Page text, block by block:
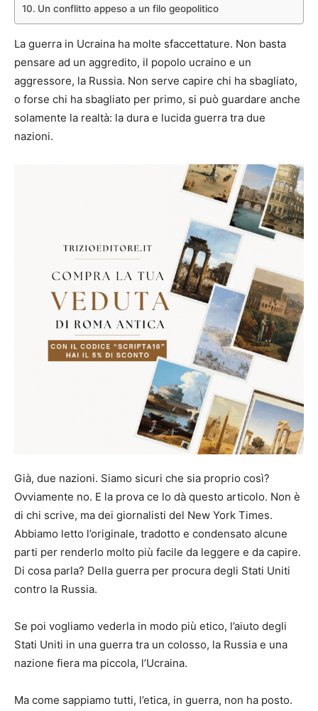
Un conflitto appeso a un filo geopolitico
La guerra in Ucraina ha molte sfaccettature. Non basta
pensare ad un aggredito, il popolo ucraino e un
aggressore, la Russia. Non serve capire chi ha sbagliato,
o forse chi ha sbagliato per primo, si può guardare anche
solamente la realtà: la dura e lucida guerra tra due
nazioni.
Già, due nazioni. Siamo sicuri che sia proprio così?
Ovviamente no. E la prova ce lo dà questo articolo. Non è
di chi scrive, ma dei giornalisti del New York Times.
Abbiamo letto l’originale, tradotto e condensato alcune
parti per renderlo molto più facile da leggere e da capire.
Di cosa parla? Della guerra per procura degli Stati Uniti
contro la Russia.
Se poi vogliamo vederla in modo più etico, l’aiuto degli
Stati Uniti in una guerra tra un colosso, la Russia e una
nazione fiera ma piccola, l’Ucraina.
Ma come sappiamo tutti, l’etica, in guerra, non ha posto.